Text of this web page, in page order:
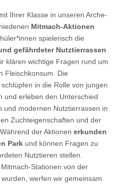
Ihrer Klasse in unseren Arche-
Mitmach-Aktionen
spielerisch die
gefährdeter Nutztierrassen
klären wichtige Fragen rund um
Fleischkonsum. Die
in die Rolle von jungen
und erleben den Unterschied
und modernen Nutztierrassen in
Zuchteigenschaften und der
der Aktionenerkunden
Park und können Fragen zu
Nutztieren stellen.
Stationen von der
werfen wir gemeinsam